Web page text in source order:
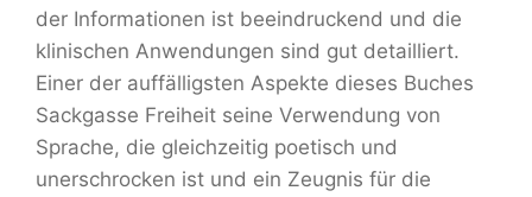
der Informationen ist beeindruckend und die
klinischen Anwendungen sind gut detailliert.
Einer der auffälligsten Aspekte dieses Buches
Sackgasse Freiheit seine Verwendung von
Sprache, die gleichzeitig poetisch und
unerschrocken ist und ein Zeugnis für die